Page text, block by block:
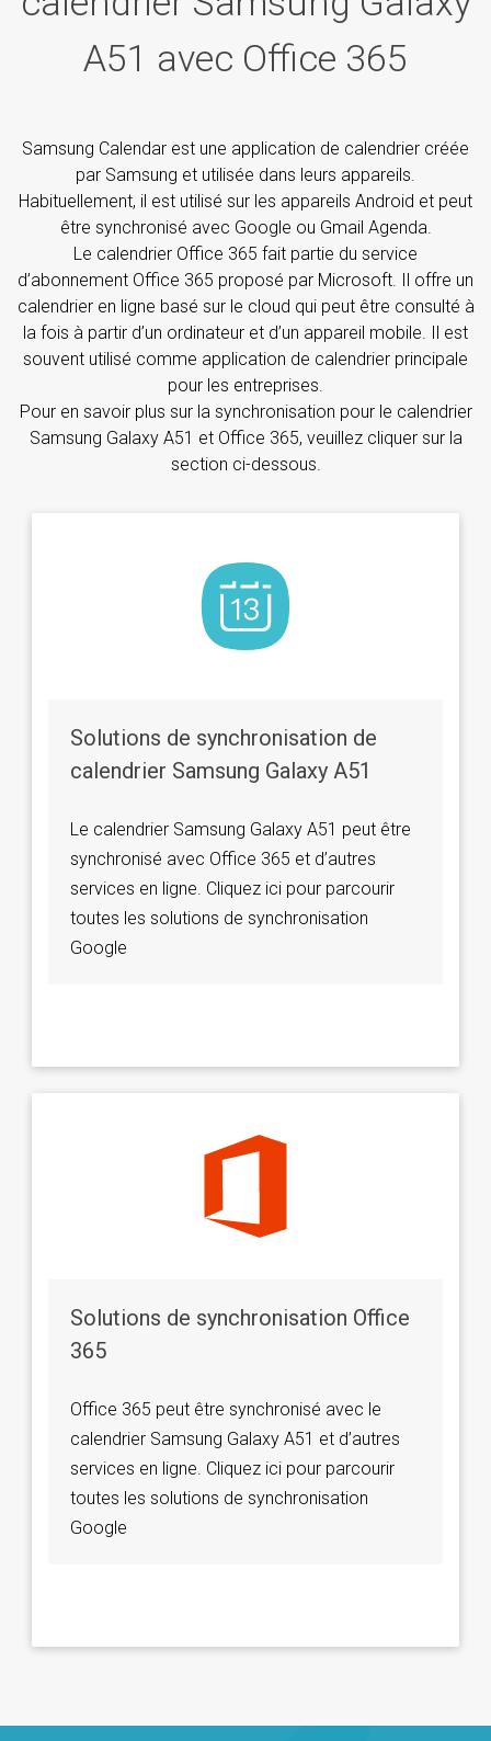
A51 avec Office 365
Samsung Calendar est une application de calendrier créée
par Samsung et utilisée dans leurs appareils.
Habituellement, il est utilisé sur les appareils Android et peut
être synchronisé avec Google ou Gmail Agenda.
Le calendrier Office 365 fait partie du service
d’abonnement Office 365 proposé par Microsoft. Il offre un
calendrier en ligne basé sur le cloud qui peut être consulté à
la fois à partir d’un ordinateur et d’un appareil mobile. Il est
souvent utilisé comme application de calendrier principale
pour les entreprises.
Pour en savoir plus sur la synchronisation pour le calendrier
Samsung Galaxy A51 et Office 365, veuillez cliquer sur la
section ci-dessous.
Solutions de synchronisation de
calendrier Samsung Galaxy A51
Le calendrier Samsung Galaxy A51 peut être
synchronisé avec Office 365 et d’autres
services en ligne. Cliquez ici pour parcourir
toutes les solutions de synchronisation
Google
Solutions de synchronisation Office
365
Office 365 peut être synchronisé avec le
calendrier Samsung Galaxy A51 et d’autres
services en ligne. Cliquez ici pour parcourir
toutes les solutions de synchronisation
Google